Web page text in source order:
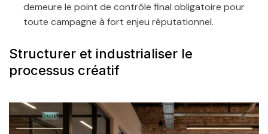
demeure le point de contrôle final obligatoire pour
toute campagne à fort enjeu réputationnel.
Structurer et industrialiser le
processus créatif